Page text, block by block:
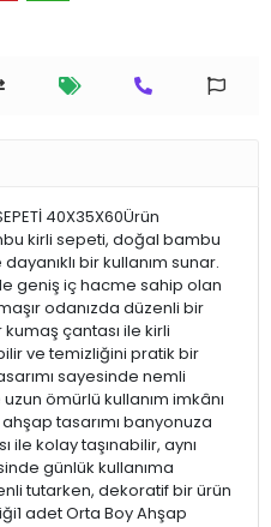
40X35X60Ürün
kirli sepeti, doğal bambu
bir kullanım sunar.
geniş iç hacme sahip olan
odanızda düzenli bir
çantası ile kirli
ve temizliğini pratik bir
sayesinde nemli
ömürlü kullanım imkânı
tasarımı banyonuza
ile kolay taşınabilir, aynı
günlük kullanıma
tutarken, dekoratif bir ürün
adet Orta Boy Ahşap